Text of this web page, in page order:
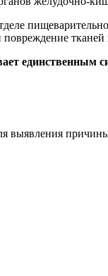
единственным